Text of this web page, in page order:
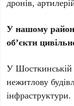
дронів,
У нашому
об’єкти
У Шосткинській
нежитлову
інфраструктури.